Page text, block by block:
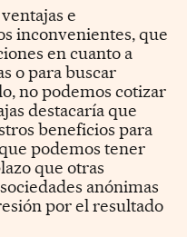
e
inconvenientes, que
en cuanto a
o para buscar
no podemos cotizar
destacaría que
beneficios para
podemos tener
que otras
anónimas
por el resultado